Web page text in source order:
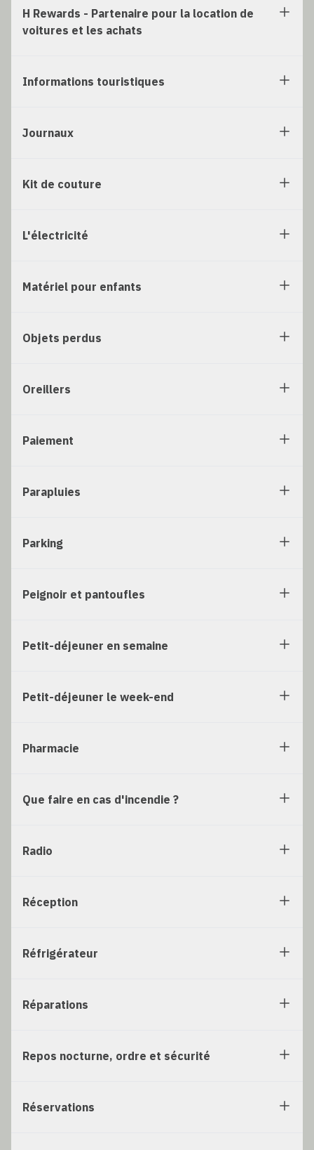
H Rewards - Partenaire pour la location de
voitures et les achats
Informations touristiques
Journaux
Kit de couture
L'électricité
Matériel pour enfants
Objets perdus
Oreillers
Paiement
Parapluies
Parking
Peignoir et pantoufles
Petit-déjeuner en semaine
Petit-déjeuner le week-end
Pharmacie
Que faire en cas d'incendie ?
Radio
Réception
Réfrigérateur
Réparations
Repos nocturne, ordre et sécurité
Réservations